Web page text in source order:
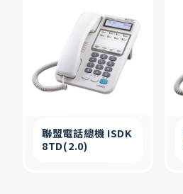
聯盟電話總機 ISDK
8TD(2.0)